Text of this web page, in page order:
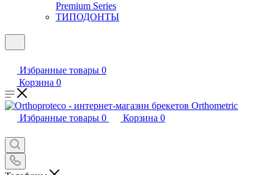
Premium Series
ТИПОДОНТЫ
Избранные товары 0
Корзина 0
Избранные товары 0 Корзина 0